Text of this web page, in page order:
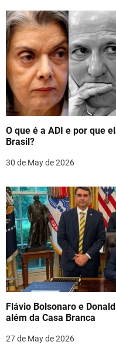
a
v
i
g
a
t
i
o
n
O que é a ADI e por que
Brasil?
30 de May de 2026
Flávio Bolsonaro e
além da Casa Branca
27 de May de 2026